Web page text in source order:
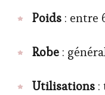
Poids : entre
Robe :
Utilisations :